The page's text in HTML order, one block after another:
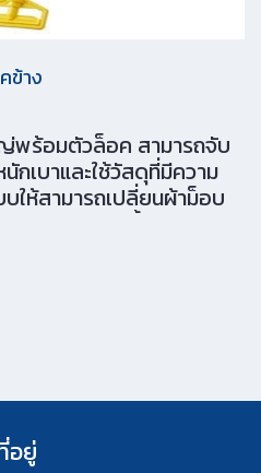
ข้าง
พร้อมตัวล็อค สามารถจับ
กเบาและใช้วัสดุที่มีความ
ให้สามารถเปลี่ยนผ้าม็อบ
คโนโลยีการขึ้นรูป แบบ
foam molding ให้
แบบทั่วๆ ไป
อยู่